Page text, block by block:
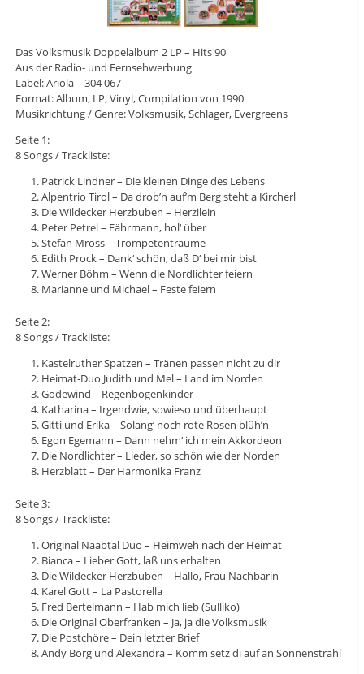
Das Volksmusik Doppelalbum 2 LP – Hits 90
Aus der Radio- und Fernsehwerbung
Label: Ariola ‎– 304 067
Format: Album, LP, Vinyl, Compilation von 1990
Musikrichtung / Genre: Volksmusik, Schlager, Evergreens
Seite 1:
8 Songs / Trackliste:
Patrick Lindner – Die kleinen Dinge des Lebens
Alpentrio Tirol – Da drob’n auf’m Berg steht a Kircherl
Die Wildecker Herzbuben – Herzilein
Peter Petrel – Fährmann, hol‘ über
Stefan Mross – Trompetenträume
Edith Prock – Dank‘ schön, daß D‘ bei mir bist
Werner Böhm – Wenn die Nordlichter feiern
Marianne und Michael – Feste feiern
Seite 2:
8 Songs / Trackliste:
Kastelruther Spatzen – Tränen passen nicht zu dir
Heimat-Duo Judith und Mel – Land im Norden
Godewind – Regenbogenkinder
Katharina – Irgendwie, sowieso und überhaupt
Gitti und Erika – Solang‘ noch rote Rosen blüh’n
Egon Egemann – Dann nehm‘ ich mein Akkordeon
Die Nordlichter – Lieder, so schön wie der Norden
Herzblatt – Der Harmonika Franz
Seite 3:
8 Songs / Trackliste:
Original Naabtal Duo – Heimweh nach der Heimat
Bianca – Lieber Gott, laß uns erhalten
Die Wildecker Herzbuben – Hallo, Frau Nachbarin
Karel Gott – La Pastorella
Fred Bertelmann – Hab mich lieb (Sulliko)
Die Original Oberfranken – Ja, ja die Volksmusik
Die Postchöre – Dein letzter Brief
Andy Borg und Alexandra – Komm setz di auf an Sonnenstrahl